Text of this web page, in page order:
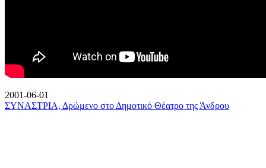
2001-06-01
ΣΥΝΑΣΤΡΙΑ, Δρώμενο στο Δημοτικό Θέατρο της Άνδρου